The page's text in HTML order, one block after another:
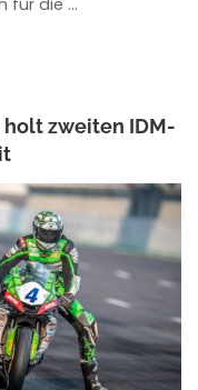
holt zweiten IDM-